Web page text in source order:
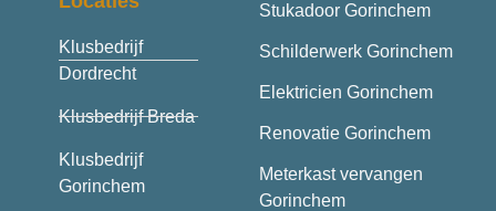
Klusbedrijf
Dordrecht
Klusbedrijf Breda
Klusbedrijf
Gorinchem
Stukadoor Gorinchem
Schilderwerk Gorinchem
Elektricien Gorinchem
Renovatie Gorinchem
Meterkast vervangen
Gorinchem